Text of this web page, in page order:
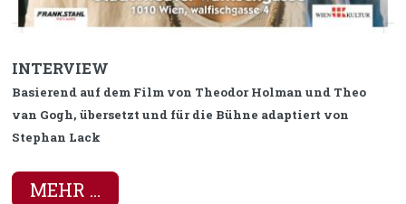
INTERVIEW
Basierend auf dem Film von Theodor Holman und Theo
van Gogh, übersetzt und für die Bühne adaptiert von
Stephan Lack
MEHR ...